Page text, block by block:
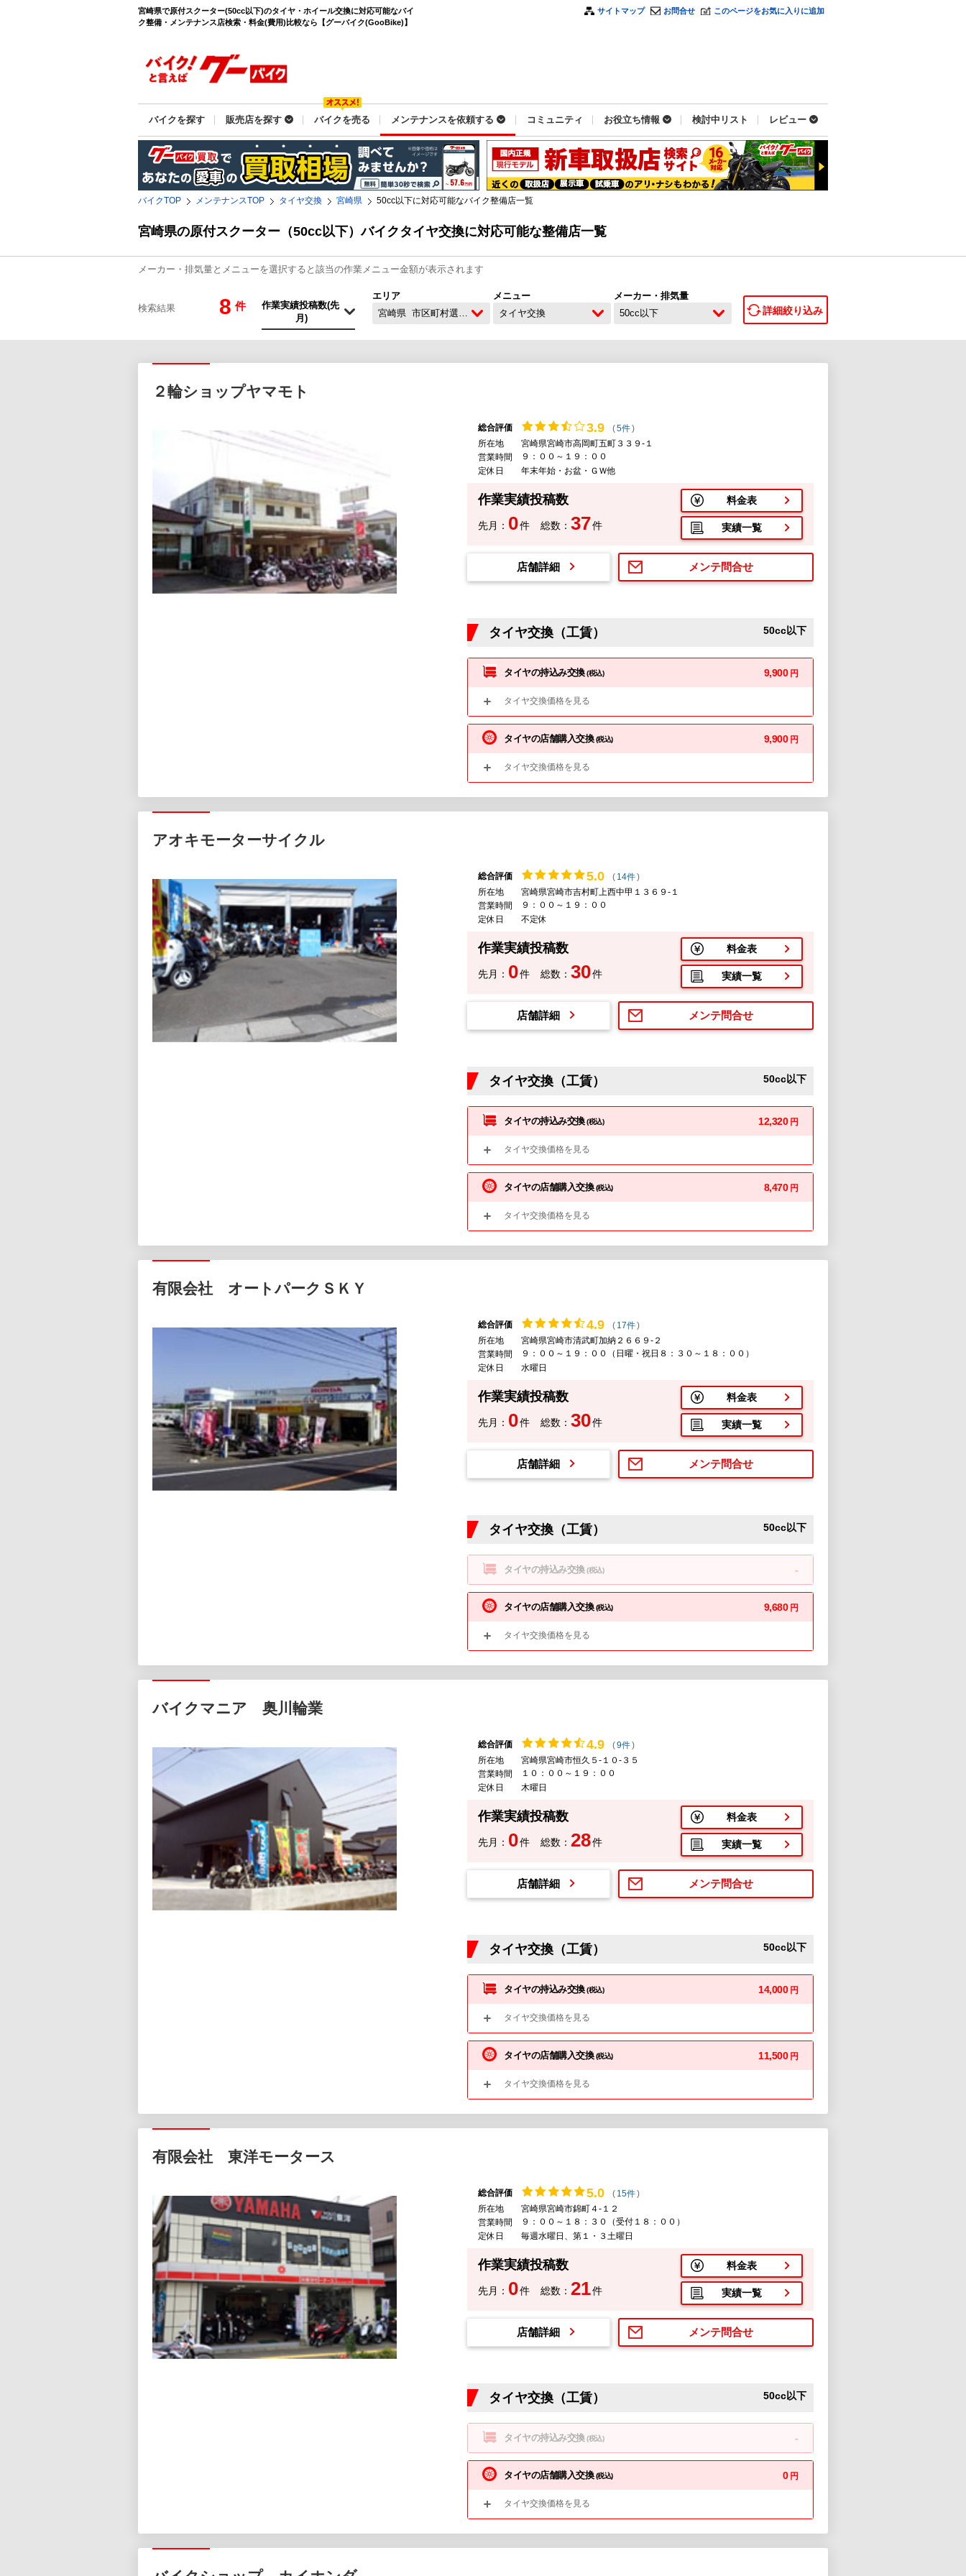
宮崎県で原付スクーター(50cc以下)のタイヤ・ホイール交換に対応可能なバイ
ク整備・メンテナンス店検索・料金(費用)比較なら【グーバイク(GooBike)】
サイトマップ お問合せ このページをお気に入りに追加
バイクを探す 販売店を探す バイクを売る メンテナンスを依頼する コミュニティ お役立ち情報 検討中リスト レビュー
バイクTOP メンテナンスTOP タイヤ交換 宮崎県 50cc以下に対応可能なバイク整備店一覧
宮崎県の原付スクーター（50cc以下）バイクタイヤ交換に対応可能な整備店一覧
メーカー・排気量とメニューを選択すると該当の作業メニュー金額が表示されます
検索結果 8 件
エリア
宮崎県 市区町村選択なし
メニュー
タイヤ交換
メーカー・排気量
50cc以下
詳細絞り込み
２輪ショップヤマモト
総合評価 3.9 (5件)
所在地
宮崎県宮崎市高岡町五町３３９-１
営業時間
９：００～１９：００
定休日
年末年始・お盆・ＧＷ他
作業実績投稿数
先月： 0件 総数： 37件
料金表
実績一覧
メンテ問合せ
店舗詳細
タイヤ交換（工賃） 50cc以下
タイヤの持込み交換(税込) 9,900 円
タイヤ交換価格を見る
タイヤの店舗購入交換(税込) 9,900 円
タイヤ交換価格を見る
アオキモーターサイクル
総合評価 5.0 ( 14件)
所在地
宮崎県宮崎市吉村町上西中甲１３６９-１
営業時間
９：００～１９：００
定休日
不定休
作業実績投稿数
先月： 0件 総数： 30件
料金表
実績一覧
メンテ問合せ
店舗詳細
タイヤ交換（工賃） 50cc以下
タイヤの持込み交換(税込) 12,320 円
タイヤ交換価格を見る
タイヤの店舗購入交換(税込) 8,470 円
タイヤ交換価格を見る
有限会社 オートパークＳＫＹ
総合評価 4.9 ( 17件)
所在地
宮崎県宮崎市清武町加納２６６９-２
営業時間
９：００～１９：００（日曜・祝日８：３０～１８：００）
定休日
水曜日
作業実績投稿数
先月： 0件 総数： 30件
料金表
実績一覧
メンテ問合せ
店舗詳細
タイヤ交換（工賃） 50cc以下
タイヤの持込み交換(税込) -
タイヤの店舗購入交換(税込) 9,680 円
タイヤ交換価格を見る
バイクマニア 奥川輪業
総合評価 4.9 (9件)
所在地
宮崎県宮崎市恒久５-１０-３５
営業時間
１０：００～１９：００
定休日
木曜日
作業実績投稿数
先月： 0件 総数： 28件
料金表
実績一覧
メンテ問合せ
店舗詳細
タイヤ交換（工賃） 50cc以下
タイヤの持込み交換(税込) 14,000 円
タイヤ交換価格を見る
タイヤの店舗購入交換(税込) 11,500 円
タイヤ交換価格を見る
有限会社 東洋モータース
総合評価 5.0 ( 15件)
所在地
宮崎県宮崎市錦町４-１２
営業時間
９：００～１８：３０（受付１８：００）
定休日
毎週水曜日、第１・３土曜日
作業実績投稿数
先月： 0件 総数： 21件
料金表
実績一覧
メンテ問合せ
店舗詳細
タイヤ交換（工賃） 50cc以下
タイヤの持込み交換(税込) -
タイヤの店舗購入交換(税込) 0 円
タイヤ交換価格を見る